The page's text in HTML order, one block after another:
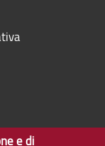
e di